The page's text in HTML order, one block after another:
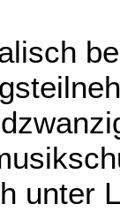
unter